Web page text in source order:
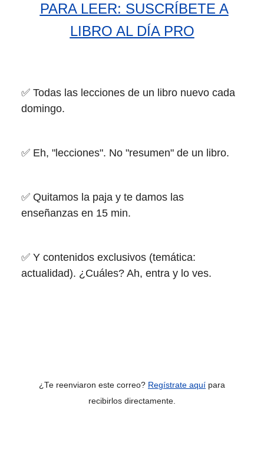
PARA LEER: SUSCRÍBETE A
LIBRO AL DÍA PRO
✅ Todas las lecciones de un libro nuevo cada
domingo.
✅ Eh, "lecciones". No "resumen" de un libro.
✅ Quitamos la paja y te damos las
enseñanzas en 15 min.
✅ Y contenidos exclusivos (temática:
actualidad). ¿Cuáles? Ah, entra y lo ves.
¿Te reenviaron este correo? Regístrate aquí para
recibirlos directamente.